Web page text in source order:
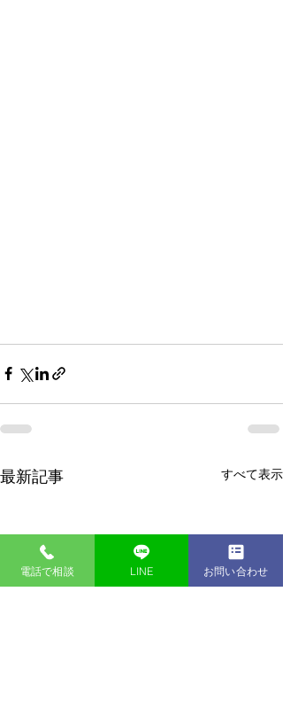
最新記事 すべて表示
電話で相談 LINE お問い合わせ